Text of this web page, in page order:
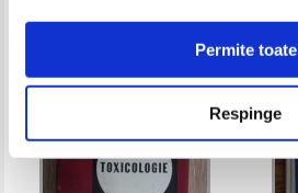
Permite toate
Respinge